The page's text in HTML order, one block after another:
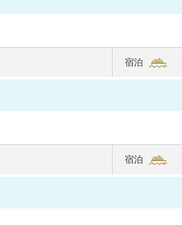
ー付き、
6つのダ
グな
一人お
の時
宿泊
宿泊